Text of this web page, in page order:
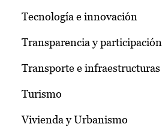
Tecnología e innovación
Transparencia y participación
Transporte e infraestructuras
Turismo
Vivienda y Urbanismo